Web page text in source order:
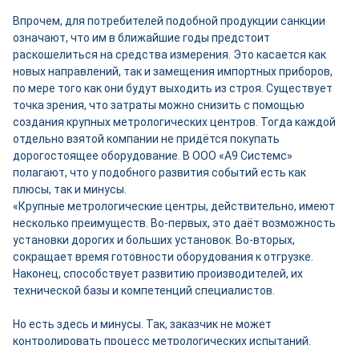
Впрочем, для потребителей подобной продукции санкции
означают, что им в ближайшие годы предстоит
раскошелиться на средства измерения. Это касается как
новых направлений, так и замещения импортных приборов,
по мере того как они будут выходить из строя. Существует
точка зрения, что затраты можно снизить с помощью
создания крупных метрологических центров. Тогда каждой
отдельно взятой компании не придётся покупать
дорогостоящее оборудование. В ООО «А9 Системс»
полагают, что у подобного развития событий есть как
плюсы, так и минусы.
«Крупные метрологические центры, действительно, имеют
несколько преимуществ. Во-первых, это даёт возможность
установки дорогих и больших установок. Во-вторых,
сокращает время готовности оборудования к отгрузке.
Наконец, способствует развитию производителей, их
технической базы и компетенций специалистов.
Но есть здесь и минусы. Так, заказчик не может
контролировать процесс метрологических испытаний.